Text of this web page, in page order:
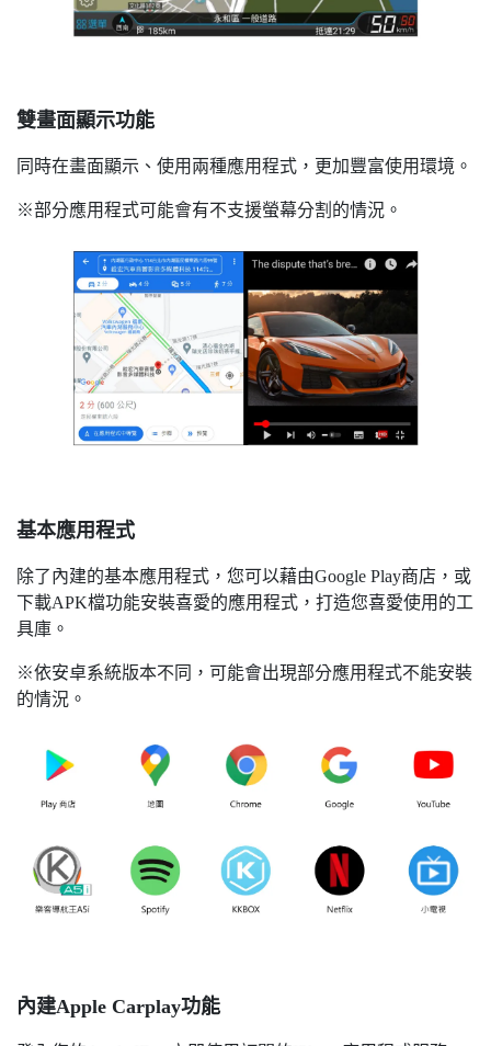
雙畫面顯示功能
同時在畫面顯示、使用兩種應用程式，更加豐富使用環境。
※部分應用程式可能會有不支援螢幕分割的情況。
基本應用程式
除了內建的基本應用程式，您可以藉由Google Play商店，或
下載APK檔功能安裝喜愛的應用程式，打造您喜愛使用的工
具庫。
※依安卓系統版本不同，可能會出現部分應用程式不能安裝
的情況。
內建Apple Carplay功能